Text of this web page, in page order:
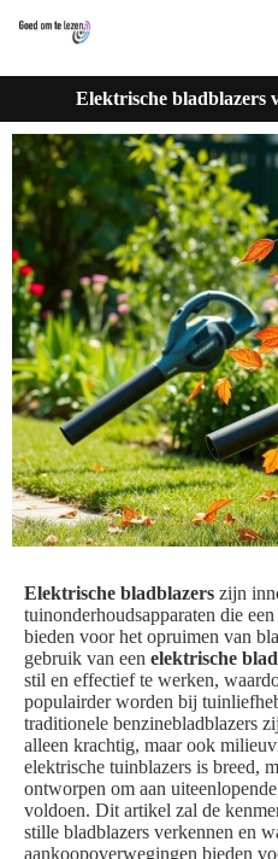
Elektrische bladblazers
Elektrische bladblazers zijn
tuinonderhoudsapparaten die
bieden voor het opruimen van
gebruik van een elektrische
stil en effectief te werken,
populairder worden bij
traditionele benzinebladblazers
alleen krachtig, maar ook
elektrische tuinblazers is breed,
ontworpen om aan
voldoen. Dit artikel zal de
stille bladblazers verkennen en
aankoopoverwegingen bieden